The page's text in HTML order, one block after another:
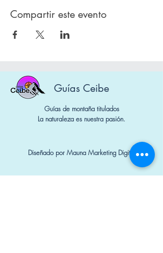
Compartir este evento
Guías Ceibe
Guías de montaña titulados
La naturaleza es nuestra pasión.
Diseñado por Mauna Marketing Digital